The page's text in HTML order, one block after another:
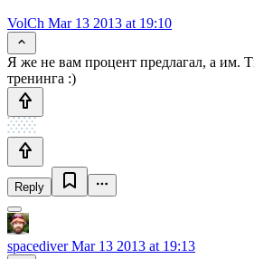
VolCh Mar 13 2013 at 19:10
Я же не вам процент предлагал, а им.
тренинга :)
Reply
spacediverMar 13 2013 at 19:13